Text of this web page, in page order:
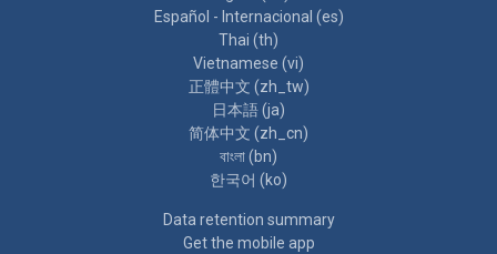
Español - Internacional ‎(es)‎
Thai ‎(th)‎
Vietnamese ‎(vi)‎
正體中文 ‎(zh_tw)‎
日本語 ‎(ja)‎
简体中文 ‎(zh_cn)‎
বাংলা ‎(bn)‎
한국어 ‎(ko)‎
Data retention summary
Get the mobile app